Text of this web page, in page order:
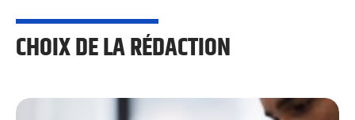
CHOIX DE LA RÉDACTION